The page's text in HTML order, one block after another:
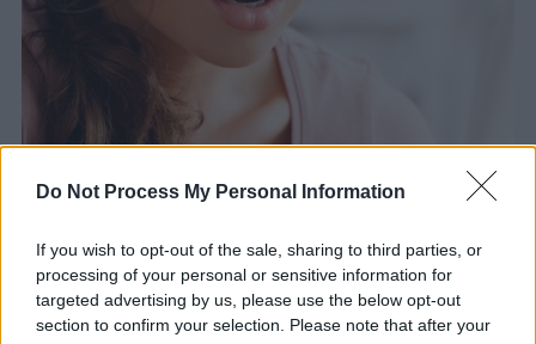
Do Not Process My Personal Information
If you wish to opt-out of the sale, sharing to third parties, or
processing of your personal or sensitive information for
targeted advertising by us, please use the below opt-out
section to confirm your selection. Please note that after your
Το λεμφοίδημα και οι τρόποι αντιμετώπισης του
29 Ιαν 2016